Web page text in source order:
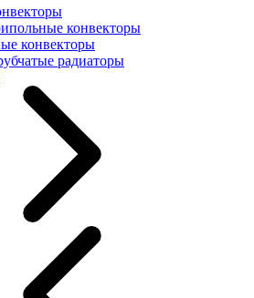
конвекторы
конвекторы
радиаторы